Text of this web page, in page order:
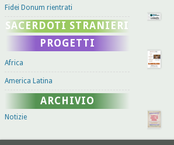
Fidei Donum rientrati
SACERDOTI STRANIERI
PROGETTI
Africa
America Latina
ARCHIVIO
Notizie